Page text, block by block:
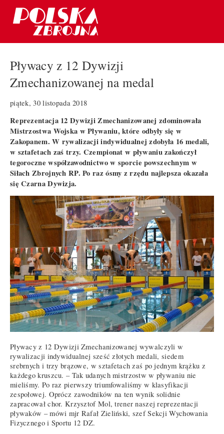
Pływacy z 12 Dywizji
Zmechanizowanej na medal
piątek, 30 listopada 2018
Reprezentacja 12 Dywizji Zmechanizowanej zdominowała
Mistrzostwa Wojska w Pływaniu, które odbyły się w
Zakopanem. W rywalizacji indywidualnej zdobyła 16 medali,
w sztafetach zaś trzy. Czempionat w pływaniu zakończył
tegoroczne współzawodnictwo w sporcie powszechnym w
Siłach Zbrojnych RP. Po raz ósmy z rzędu najlepsza okazała
się Czarna Dywizja.
Pływacy z 12 Dywizji Zmechanizowanej wywalczyli w
rywalizacji indywidualnej sześć złotych medali, siedem
srebrnych i trzy brązowe, w sztafetach zaś po jednym krążku z
każdego kruszcu. – Tak udanych mistrzostw w pływaniu nie
mieliśmy. Po raz pierwszy triumfowaliśmy w klasyfikacji
zespołowej. Oprócz zawodników na ten wynik solidnie
zapracował chor. Krzysztof Mol, trener naszej reprezentacji
pływaków – mówi mjr Rafał Zieliński, szef Sekcji Wychowania
Fizycznego i Sportu 12 DZ.